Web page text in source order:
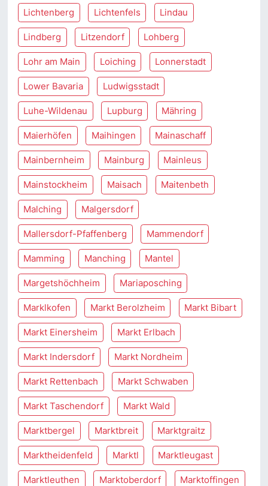
Lichtenberg Lichtenfels Lindau
Lindberg Litzendorf Lohberg
Lohr am Main Loiching Lonnerstadt
Lower Bavaria Ludwigsstadt
Luhe-Wildenau Lupburg Mähring
Maierhöfen Maihingen Mainaschaff
Mainbernheim Mainburg Mainleus
Mainstockheim Maisach Maitenbeth
Malching Malgersdorf
Mallersdorf-Pfaffenberg Mammendorf
Mamming Manching Mantel
Margetshöchheim Mariaposching
Marklkofen Markt Berolzheim Markt Bibart
Markt Einersheim Markt Erlbach
Markt Indersdorf Markt Nordheim
Markt Rettenbach Markt Schwaben
Markt Taschendorf Markt Wald
Marktbergel Marktbreit Marktgraitz
Marktheidenfeld Marktl Marktleugast
Marktleuthen Marktoberdorf Marktoffingen